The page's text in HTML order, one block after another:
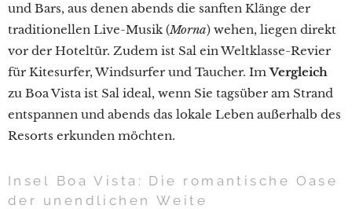
und Bars, aus denen abends die sanften Klänge der
traditionellen Live-Musik (Morna) wehen, liegen direkt
vor der Hoteltür. Zudem ist Sal ein Weltklasse-Revier
für Kitesurfer, Windsurfer und Taucher. ImVergleich
zu Boa Vista ist Sal ideal, wenn Sie tagsüber am Strand
entspannen und abends das lokale Leben außerhalb des
Resorts erkunden möchten.
Insel Boa Vista: Die romantische Oase
der unendlichen Weite